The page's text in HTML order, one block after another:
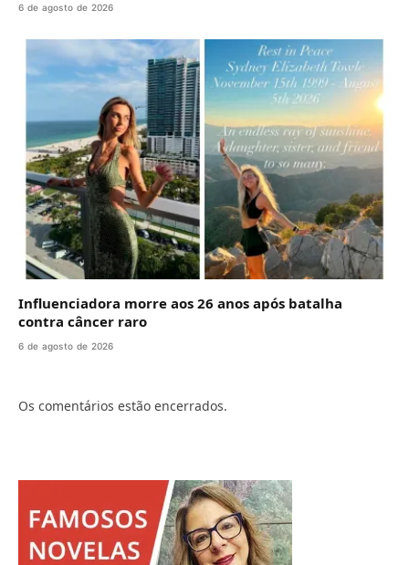
6 de agosto de 2026
Influenciadora morre aos 26 anos após batalha
contra câncer raro
6 de agosto de 2026
Os comentários estão encerrados.